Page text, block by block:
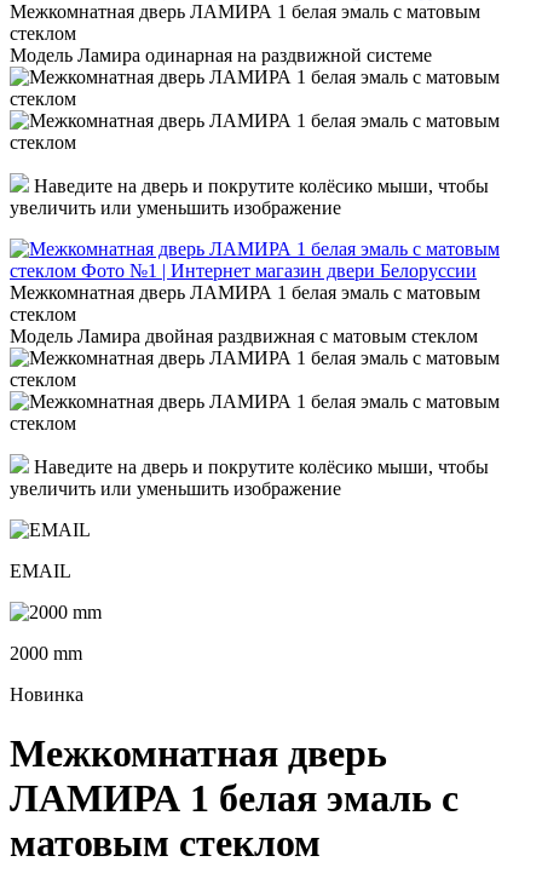
Межкомнатная дверь ЛАМИРА 1 белая эмаль с матовым
стеклом
Модель Ламира одинарная на раздвижной системе
Наведите на дверь и покрутите колёсико мыши, чтобы
увеличить или уменьшить изображение
Межкомнатная дверь ЛАМИРА 1 белая эмаль с матовым
стеклом
Модель Ламира двойная раздвижная с матовым стеклом
Наведите на дверь и покрутите колёсико мыши, чтобы
увеличить или уменьшить изображение
EMAIL
2000 mm
Новинка
Межкомнатная дверь
ЛАМИРА 1 белая эмаль с
матовым стеклом